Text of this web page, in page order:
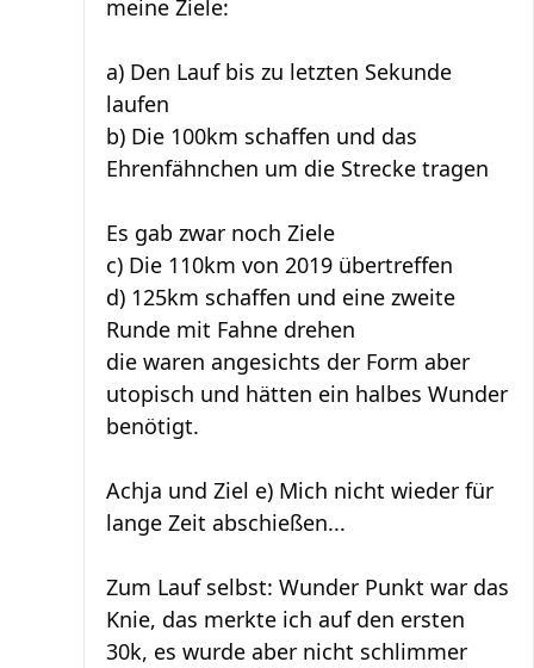
meine Ziele:
a) Den Lauf bis zu letzten Sekunde
laufen
b) Die 100km schaffen und das
Ehrenfähnchen um die Strecke tragen
Es gab zwar noch Ziele
c) Die 110km von 2019 übertreffen
d) 125km schaffen und eine zweite
Runde mit Fahne drehen
die waren angesichts der Form aber
utopisch und hätten ein halbes Wunder
benötigt.
Achja und Ziel e) Mich nicht wieder für
lange Zeit abschießen...
Zum Lauf selbst: Wunder Punkt war das
Knie, das merkte ich auf den ersten
30k, es wurde aber nicht schlimmer